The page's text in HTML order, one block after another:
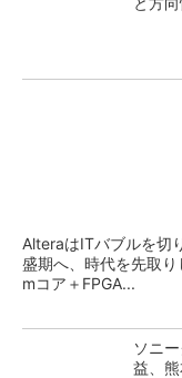
AlteraはITバブルを切
盛期へ、時代を先取り
mコア＋FPGA...
ソニ
益、